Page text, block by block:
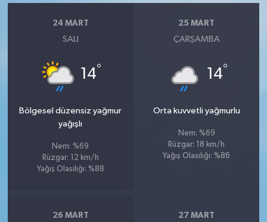
24 MART
SALI
14°
Bölgesel düzensiz yağmur
yağışlı
Nem: %69
Rüzgar: 12 km/h
Yağış Olasılığı: %88
25 MART
ÇARŞAMBA
14°
Orta kuvvetli yağmurlu
Nem: %69
Rüzgar: 18 km/h
Yağış Olasılığı: %86
26 MART 27 MART